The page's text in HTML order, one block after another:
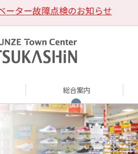
ーター故障点検のお知らせ
総合案内